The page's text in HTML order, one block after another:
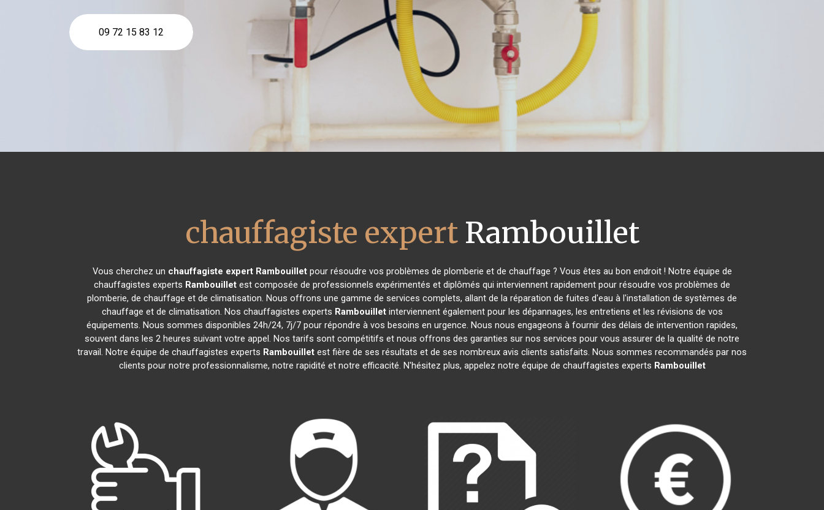
09 72 15 83 12
chauffagiste expertRambouillet
Vous cherchez un chauffagiste expert Rambouilletpour résoudre vos problèmes de plomberie et de chauffage ? Vous êtes au bon endroit ! Notre équipe de
chauffagistes experts Rambouillet est composée de professionnels expérimentés et diplômés qui interviennent rapidement pour résoudre vos problèmes de
plomberie, de chauffage et de climatisation. Nous offrons une gamme de services complets, allant de la réparation de fuites d'eau à l'installation de systèmes de
chauffage et de climatisation. Nos chauffagistes experts Rambouilletinterviennent également pour les dépannages, les entretiens et les révisions de vos
équipements. Nous sommes disponibles 24h/24, 7j/7 pour répondre à vos besoins en urgence. Nous nous engageons à fournir des délais de intervention rapides,
souvent dans les 2 heures suivant votre appel. Nos tarifs sont compétitifs et nous offrons des garanties sur nos services pour vous assurer de la qualité de notre
travail. Notre équipe de chauffagistes experts Rambouillet est fière de ses résultats et de ses nombreux avis clients satisfaits. Nous sommes recommandés par nos
clients pour notre professionnalisme, notre rapidité et notre efficacité. N'hésitez plus, appelez notre équipe de chauffagistes experts Rambouillet